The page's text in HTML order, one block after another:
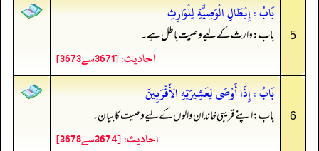
5
بَابُ : إِبْطَالِ الْوَصِيَّةِ لِلْوَارِثِ
باب: وارث کے لیے وصیت باطل ہے۔
احادیث: [3671سے3673]
6
بَابُ : إِذَا أَوْصَى لِعَشِيرَتِهِ الأَقْرَبِينَ
باب: اپنے قریبی خاندان والوں کے لیے وصیت کا بیان۔
احادیث: [3674سے3678]